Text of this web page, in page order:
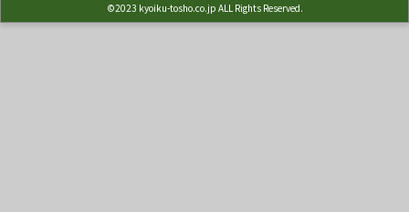
©2023 kyoiku-tosho.co.jp ALL Rights Reserved.